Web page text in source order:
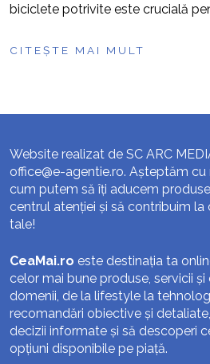
biciclete potrivite este crucială
CITEȘTE MAI MULT
Website realizat de SC ARC
office@e-agentie.ro. Așteptăm cu
cum putem să îți aducem
centrul atenției și să contribuim la
tale!
CeaMai.ro este destinația ta
celor mai bune produse, servicii
domenii, de la lifestyle la
recomandări obiective și
decizii informate și să descoperi
opțiuni disponibile pe piață.